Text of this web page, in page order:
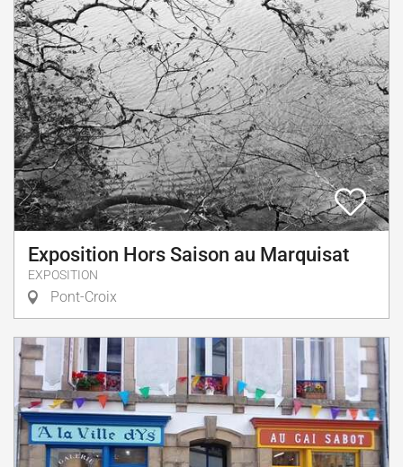
Exposition Hors Saison au Marquisat
EXPOSITION
Pont-Croix